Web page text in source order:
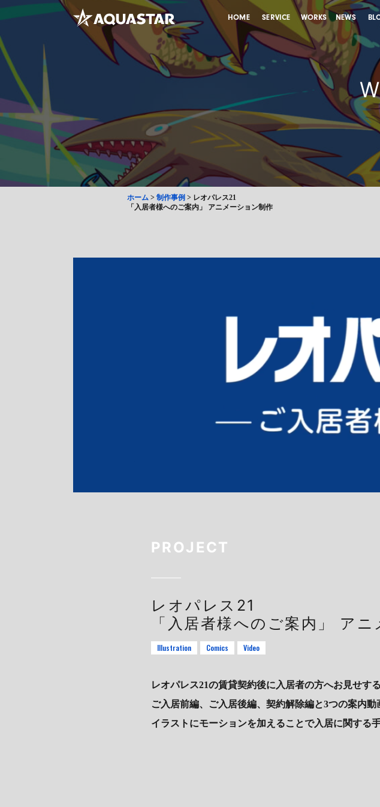
HOME SERVICE WORKS NEWS
ホーム > 制作事例 > レオパレス21
「入居者様へのご案内」 アニメーション制作
PROJECT
レオパレス21
「入居者様へのご案内」 ア
Illustration Comics Video
レオパレス21の賃貸契約後に入居者の方へお見せす
ご入居前編、ご入居後編、契約解除編と3つの案内動
イラストにモーションを加えることで入居に関する